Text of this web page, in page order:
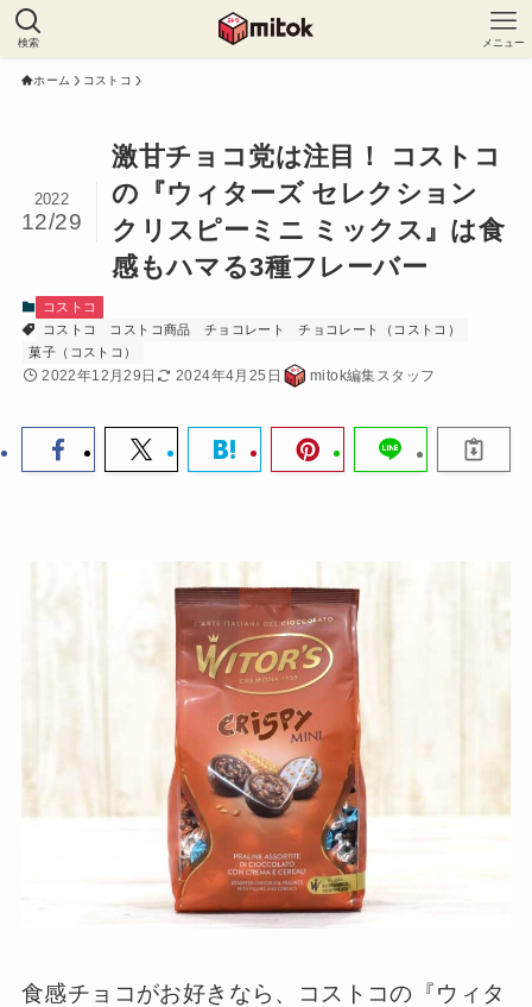
検索 メニュー
ホーム コストコ
激甘チョコ党は注目！ コストコ
の『ウィターズ セレクション
クリスピーミニ ミックス』は食
感もハマる3種フレーバー
2022
12/29
コストコ
コストコ
コストコ商品 チョコレート
チョコレート（コストコ）
菓子（コストコ）
2022年12月29日 2024年4月25日 mitok編集スタッフ
食感チョコがお好きなら、コストコの『ウィタ